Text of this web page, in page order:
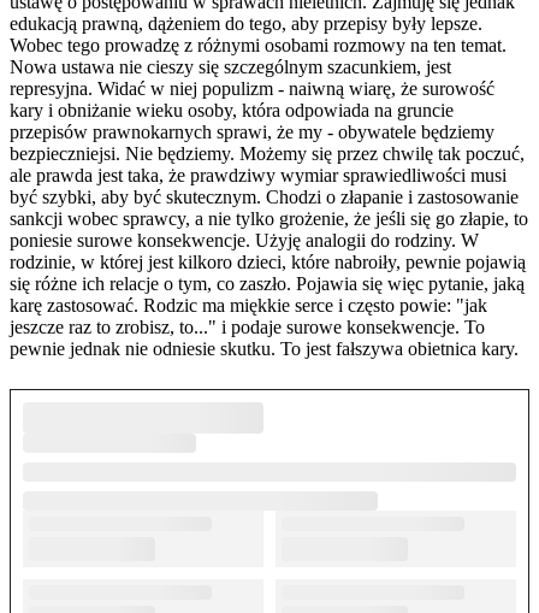
edukacją prawną, dążeniem do tego, aby przepisy były lepsze.
Wobec tego prowadzę z różnymi osobami rozmowy na ten temat.
Nowa ustawa nie cieszy się szczególnym szacunkiem, jest
represyjna. Widać w niej populizm - naiwną wiarę, że surowość
kary i obniżanie wieku osoby, która odpowiada na gruncie
przepisów prawnokarnych sprawi, że my - obywatele będziemy
bezpieczniejsi. Nie będziemy. Możemy się przez chwilę tak poczuć,
ale prawda jest taka, że prawdziwy wymiar sprawiedliwości musi
być szybki, aby być skutecznym. Chodzi o złapanie i zastosowanie
sankcji wobec sprawcy, a nie tylko grożenie, że jeśli się go złapie, to
poniesie surowe konsekwencje. Użyję analogii do rodziny. W
rodzinie, w której jest kilkoro dzieci, które nabroiły, pewnie pojawią
się różne ich relacje o tym, co zaszło. Pojawia się więc pytanie, jaką
karę zastosować. Rodzic ma miękkie serce i często powie: "jak
jeszcze raz to zrobisz, to..." i podaje surowe konsekwencje. To
pewnie jednak nie odniesie skutku. To jest fałszywa obietnica kary.